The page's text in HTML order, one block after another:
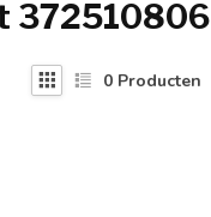
372510806
0 Producten